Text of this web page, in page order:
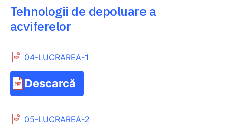
Tehnologii de depoluare a
acviferelor
04-LUCRAREA-1
Descarcă
05-LUCRAREA-2